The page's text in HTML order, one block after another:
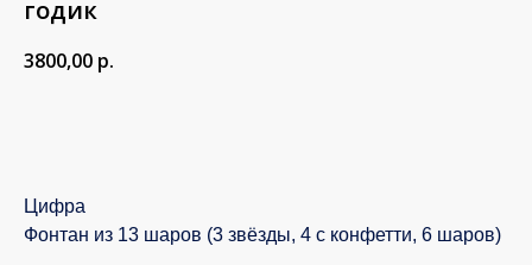
годик
3800,00 р.
Цифра
Фонтан из 13 шаров (3 звёзды, 4 с конфетти, 6 шаров)